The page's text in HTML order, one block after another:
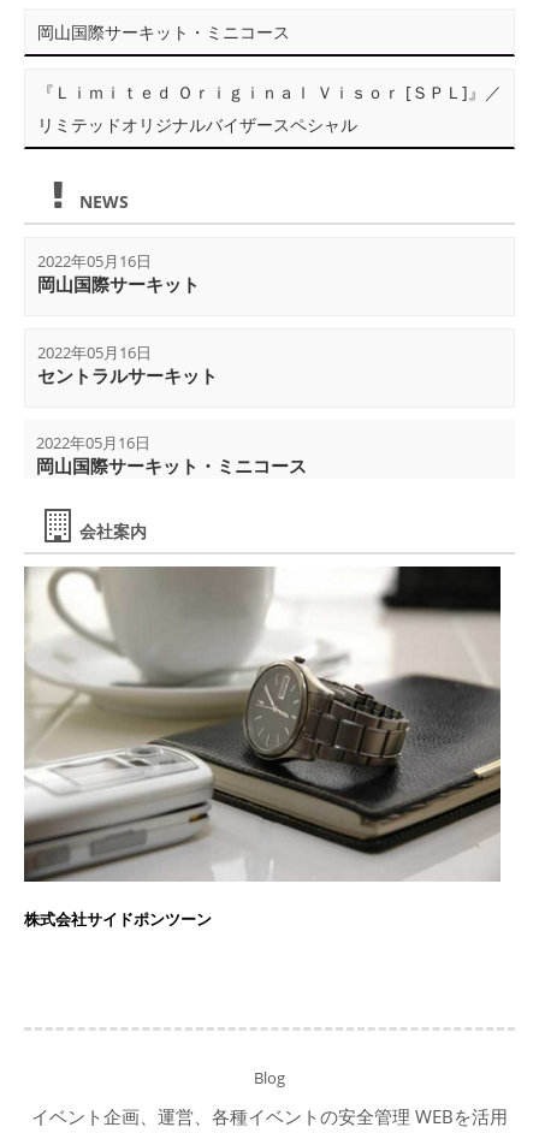
岡山国際サーキット・ミニコース
『Ｌｉｍｉｔｅｄ Ｏｒｉｇｉｎａｌ Ｖｉｓｏｒ [ＳＰＬ]』／
リミテッドオリジナルバイザースペシャル
NEWS
2022年05月16日
岡山国際サーキット
2022年05月16日
セントラルサーキット
2022年05月16日
岡山国際サーキット・ミニコース
会社案内
株式会社サイドポンツーン
Blog
イベント企画、運営、各種イベントの安全管理 WEBを活用